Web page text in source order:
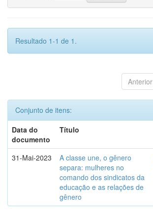
Resultado 1-1 de 1.
Anterior
Conjunto de itens:
Data do
documento
Título
31-Mai-2023
A classe une, o gênero
separa: mulheres no
comando dos sindicatos da
educação e as relações de
gênero